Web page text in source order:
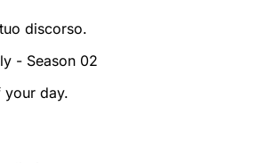
discorso.
- Season 02
your day.